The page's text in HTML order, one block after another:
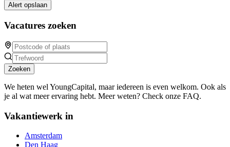
Alert opslaan
Vacatures zoeken
Zoeken
We heten wel YoungCapital, maar iedereen is even welkom. Ook als
je al wat meer ervaring hebt. Meer weten? Check onze FAQ.
Vakantiewerk in
Amsterdam
Den Haag